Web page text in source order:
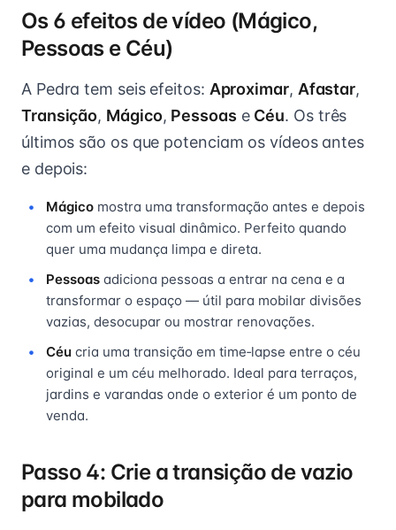
Os 6 efeitos de vídeo (Mágico,
Pessoas e Céu)
A Pedra tem seis efeitos: Aproximar, Afastar,
Transição, Mágico, Pessoas e Céu. Os três
últimos são os que potenciam os vídeos antes
e depois:
Mágico mostra uma transformação antes e depois
com um efeito visual dinâmico. Perfeito quando
quer uma mudança limpa e direta.
Pessoas adiciona pessoas a entrar na cena e a
transformar o espaço — útil para mobilar divisões
vazias, desocupar ou mostrar renovações.
Céu cria uma transição em time‑lapse entre o céu
original e um céu melhorado. Ideal para terraços,
jardins e varandas onde o exterior é um ponto de
venda.
Passo 4: Crie a transição de vazio
para mobilado